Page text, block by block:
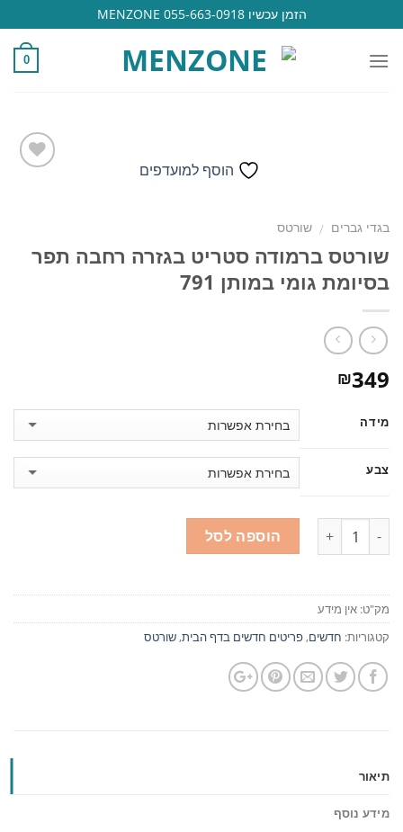
to
content
הזמן עכשיו 055-663-0918 MENZONE
0
הוסף למועדפים
בגדי גברים / שורטס
שורטס ברמודה סטריט בגזרה רחבה תפר
בסיומת גומי במותן 791
₪349
מידה
צבע
הוספה לסל
מק"ט: אין מידע
קטגוריות: חדשים,פריטים חדשים בדף הבית,שורטס
תיאור
מידע נוסף